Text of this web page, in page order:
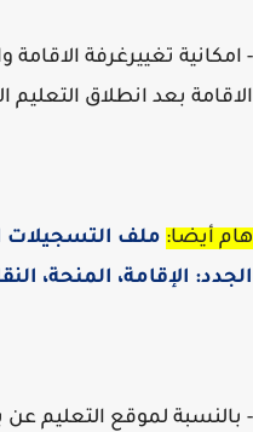
تغييرغرفة الاقامة
بعد انطلاق التعليم
أيضا: ملف التسجيلات
الإقامة، المنحة،
لموقع التعليم عن